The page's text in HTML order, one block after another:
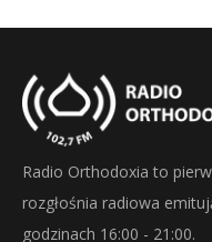
Radio Orthodoxia to
rozgłośnia radiowa
godzinach 16:00 - 21:00.